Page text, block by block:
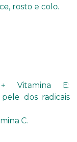
rosto e colo.
Vitamina E:
dos radicais
C.